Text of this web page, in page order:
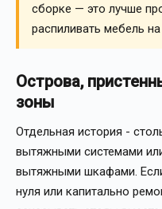
сборке — это лучше
распиливать мебель на
Острова,
зоны
Отдельная история -
вытяжными системами
вытяжными шкафами.
нуля или капитально